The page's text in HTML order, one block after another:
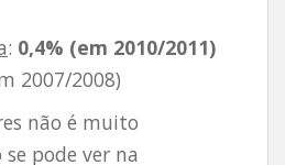
: 0,4% (em 2010/2011)
2007/2008)
não é muito
pode ver na